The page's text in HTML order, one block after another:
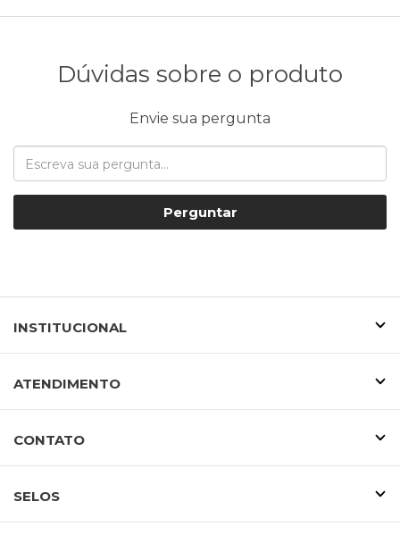
Dúvidas sobre o produto
Envie sua pergunta
Perguntar
INSTITUCIONAL
ATENDIMENTO
CONTATO
SELOS